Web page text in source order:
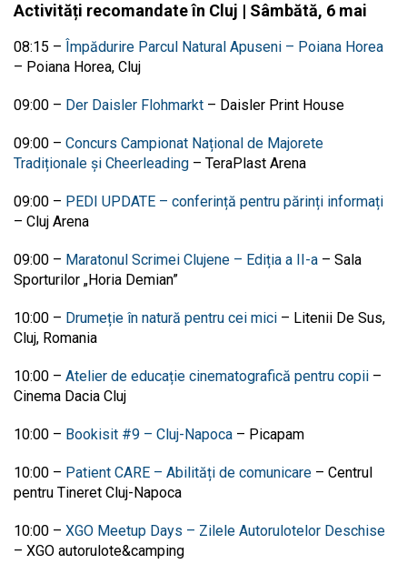
Activități recomandate în Cluj | Sâmbătă, 6 mai
08:15 – Împădurire Parcul Natural Apuseni – Poiana Horea
– Poiana Horea, Cluj
09:00 – Der Daisler Flohmarkt – Daisler Print House
09:00 – Concurs Campionat Național de Majorete
Tradiționale și Cheerleading – TeraPlast Arena
09:00 – PEDI UPDATE – conferință pentru părinți informați
– Cluj Arena
09:00 – Maratonul Scrimei Clujene – Ediția a II-a – Sala
Sporturilor „Horia Demian”
10:00 – Drumeție în natură pentru cei mici – Litenii De Sus,
Cluj, Romania
10:00 – Atelier de educație cinematografică pentru copii –
Cinema Dacia Cluj
10:00 – Bookisit #9 – Cluj-Napoca – Picapam
10:00 – Patient CARE – Abilități de comunicare – Centrul
pentru Tineret Cluj-Napoca
10:00 – XGO Meetup Days – Zilele Autorulotelor Deschise
– XGO autorulote&camping